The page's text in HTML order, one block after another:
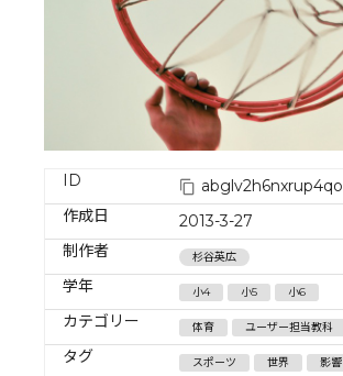
ID
abglv2h6nxrup4qo
作成日
2013-3-27
制作者
杉谷英広
学年 小4 小5 小6
カテゴリー 体育 ユーザー担当教科
タグ スポーツ 世界 影響